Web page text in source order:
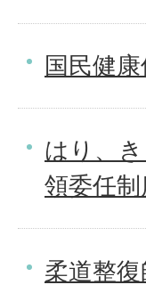
国民健
はり、
領委任
柔道整